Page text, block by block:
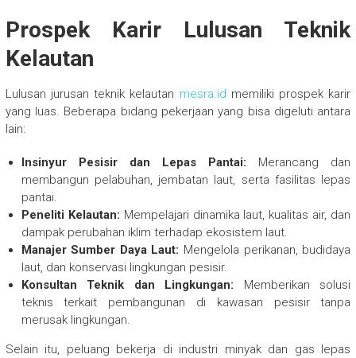
Prospek Karir Lulusan Teknik
Kelautan
Lulusan jurusan teknik kelautan mesra.id memiliki prospek karir
yang luas. Beberapa bidang pekerjaan yang bisa digeluti antara
lain:
Insinyur Pesisir dan Lepas Pantai: Merancang dan
membangun pelabuhan, jembatan laut, serta fasilitas lepas
pantai.
Peneliti Kelautan: Mempelajari dinamika laut, kualitas air, dan
dampak perubahan iklim terhadap ekosistem laut.
Manajer Sumber Daya Laut: Mengelola perikanan, budidaya
laut, dan konservasi lingkungan pesisir.
Konsultan Teknik dan Lingkungan: Memberikan solusi
teknis terkait pembangunan di kawasan pesisir tanpa
merusak lingkungan.
Selain itu, peluang bekerja di industri minyak dan gas lepas